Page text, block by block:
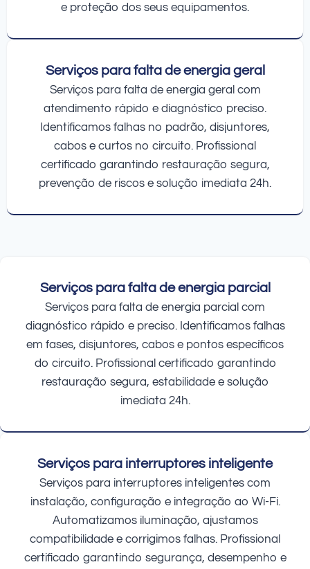
e proteção dos seus equipamentos.
Serviços para falta de energia geral
Serviços para falta de energia geral com
atendimento rápido e diagnóstico preciso.
Identificamos falhas no padrão, disjuntores,
cabos e curtos no circuito. Profissional
certificado garantindo restauração segura,
prevenção de riscos e solução imediata 24h.
Serviços para falta de energia parcial
Serviços para falta de energia parcial com
diagnóstico rápido e preciso. Identificamos falhas
em fases, disjuntores, cabos e pontos específicos
do circuito. Profissional certificado garantindo
restauração segura, estabilidade e solução
imediata 24h.
Serviços para interruptores inteligente
Serviços para interruptores inteligentes com
instalação, configuração e integração ao Wi-Fi.
Automatizamos iluminação, ajustamos
compatibilidade e corrigimos falhas. Profissional
certificado garantindo segurança, desempenho e